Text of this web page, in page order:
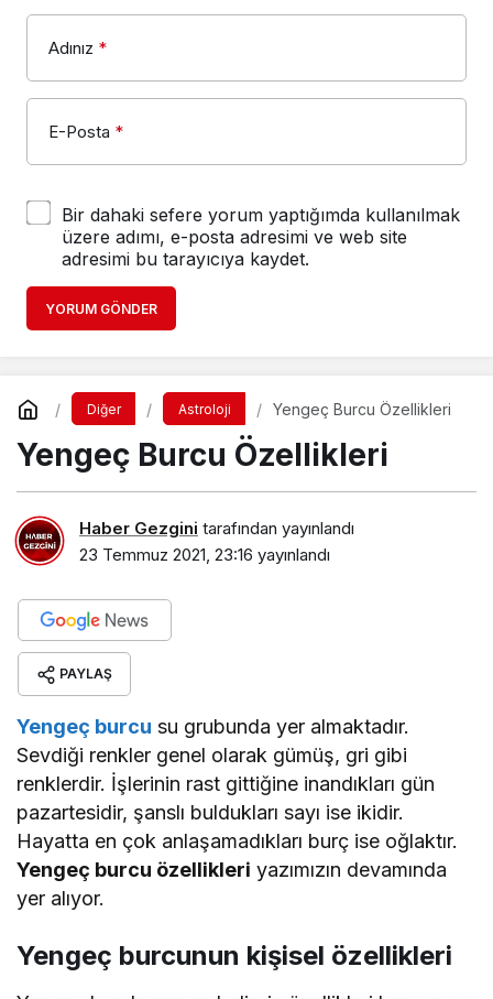
Adınız *
E-Posta *
Bir dahaki sefere yorum yaptığımda kullanılmak
üzere adımı, e-posta adresimi ve web site
adresimi bu tarayıcıya kaydet.
YORUM GÖNDER
Diğer Astroloji Yengeç Burcu Özellikleri
Yengeç Burcu Özellikleri
Haber Gezgini tarafından yayınlandı
23 Temmuz 2021, 23:16 yayınlandı
PAYLAŞ
Yengeç burcu su grubunda yer almaktadır.
Sevdiği renkler genel olarak gümüş, gri gibi
renklerdir. İşlerinin rast gittiğine inandıkları gün
pazartesidir, şanslı buldukları sayı ise ikidir.
Hayatta en çok anlaşamadıkları burç ise oğlaktır.
Yengeç burcu özellikleri yazımızın devamında
yer alıyor.
Yengeç burcunun kişisel özellikleri